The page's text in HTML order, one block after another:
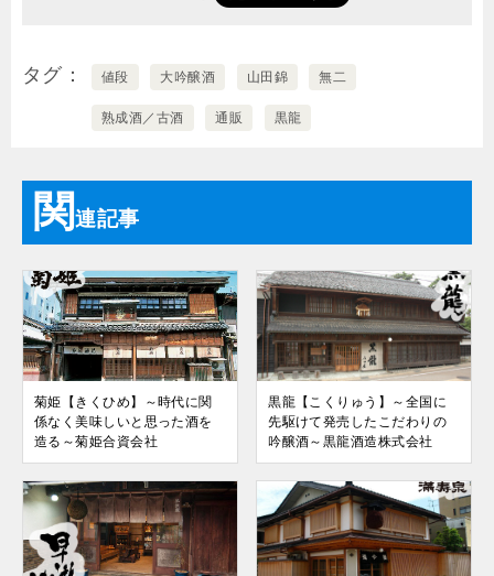
タグ 値段 大吟醸酒 山田錦 無二
熟成酒／古酒 通販 黒龍
関連記事
菊姫【きくひめ】～時代に関
係なく美味しいと思った酒を
造る～菊姫合資会社
黒龍【こくりゅう】～全国に
先駆けて発売したこだわりの
吟醸酒～黒龍酒造株式会社